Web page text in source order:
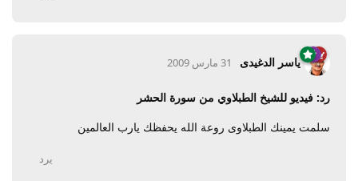
ياسر الدغيدى 31 مارس 2009
رد: فيديو للشيخ الطبلاوي من سورة الحشر
سلمت يمينك الطبلاوى روعة الله يحفظك يارب العالمين
يرد